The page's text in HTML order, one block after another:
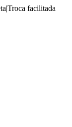
|Troca facilitada